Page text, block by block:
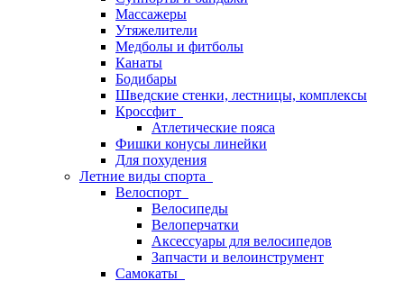
Массажеры
Утяжелители
Медболы и фитболы
Канаты
Бодибары
Шведские стенки, лестницы, комплексы
Кроссфит
Атлетические пояса
Фишки конусы линейки
Для похудения
Летние виды спорта
Велоспорт
Велосипеды
Велоперчатки
Аксессуары для велосипедов
Запчасти и велоинструмент
Самокаты